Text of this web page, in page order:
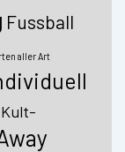
Fussball
aller Art
Kult-